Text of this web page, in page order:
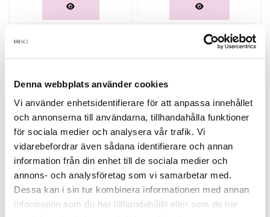
Denna webbplats använder cookies
Vi använder enhetsidentifierare för att anpassa innehållet
och annonserna till användarna, tillhandahålla funktioner
för sociala medier och analysera vår trafik. Vi
vidarebefordrar även sådana identifierare och annan
information från din enhet till de sociala medier och
annons- och analysföretag som vi samarbetar med.
Dessa kan i sin tur kombinera informationen med annan
information som du har tillhandahållit eller som de har
Beskrivning
Moroccanoil Hydrating Conditioner 250ml
produkt från Moroccanoil som ger pålitliga resultat med en
polerad finish. Formulan är framtagen för att förbättra
hanterbarhet, mjukhet och glans utan att tynga.
250 – fullstorlek för daglig användning hemma.
Ger glans och följsamhet
Återfuktar och mjukgör